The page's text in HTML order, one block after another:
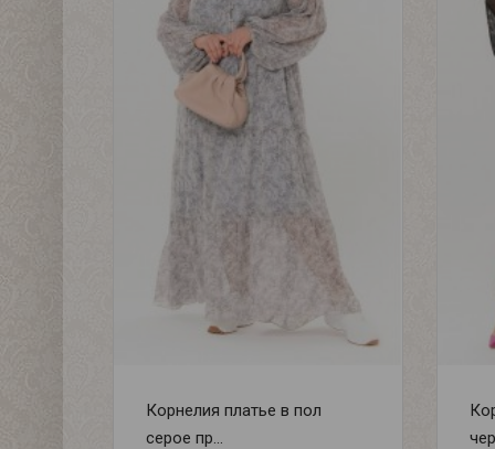
Корнелия платье в пол
серое пр...